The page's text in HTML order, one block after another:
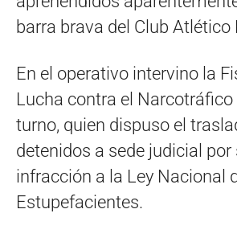
barra brava del Club Atlético
En el operativo intervino la
Lucha contra el
turno, quien dispuso el
detenidos a sede judicial por
infracción a la Ley Nacional
Estupefacientes.